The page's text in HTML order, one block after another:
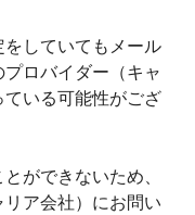
していてもメール
ロバイダー（キャ
いる可能性がござ
ができないため、
ア会社）にお問い